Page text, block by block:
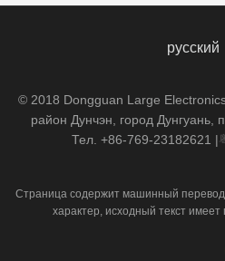
русский
© 2018 Dongguan Large
район Дунчэн, город Дунгуань,
Тел. +86-769-23182621 |
Страница содержит машинный
характер, исходный текст